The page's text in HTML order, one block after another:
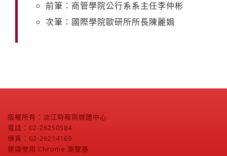
前筆：商管學院公行系系主任李仲彬
次筆：國際學院歐研所所長陳麗娟
版權所有：淡江時報與媒體中心
電話：02-26250584
傳真：02-26214169
建議使用 Chrome 瀏覽器